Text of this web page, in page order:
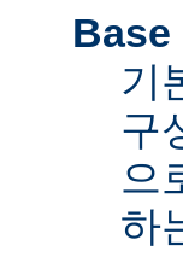
Base
기
구
으
하